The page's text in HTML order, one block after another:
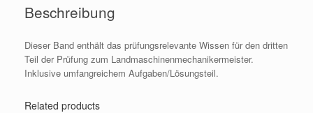
Beschreibung
Dieser Band enthält das prüfungsrelevante Wissen für den dritten
Teil der Prüfung zum Landmaschinenmechanikermeister.
Inklusive umfangreichem Aufgaben/Lösungsteil.
Related products